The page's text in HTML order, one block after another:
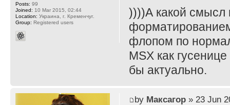
))))А какой смысл
флопом по
MSX как
бы актуально.
Posts: 99
Joined: 10 Mar 2015, 02:44
Location: Украина, г. Кременчуг.
Group: Registered users
by Максагор» 23 Jun